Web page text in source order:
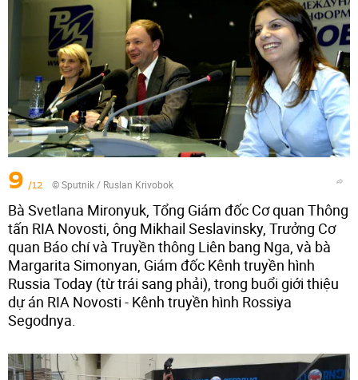
9 /12 © Sputnik / Ruslan Krivobok
Bà Svetlana Mironyuk, Tổng Giám đốc Cơ quan Thông
tấn RIA Novosti, ông Mikhail Seslavinsky, Trưởng Cơ
quan Báo chí và Truyền thông Liên bang Nga, và bà
Margarita Simonyan, Giám đốc Kênh truyền hình
Russia Today (từ trái sang phải), trong buổi giới thiệu
dự án RIA Novosti - Kênh truyền hình Rossiya
Segodnya.